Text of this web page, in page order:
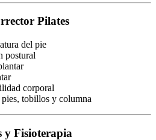
Pilates
del pie
postural
corporal
tobillos y columna
y Fisioterapia